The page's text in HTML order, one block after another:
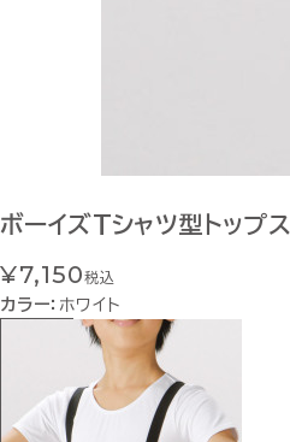
ボーイズTシャツ型トップス
¥7,150税込
カラー： ホワイト